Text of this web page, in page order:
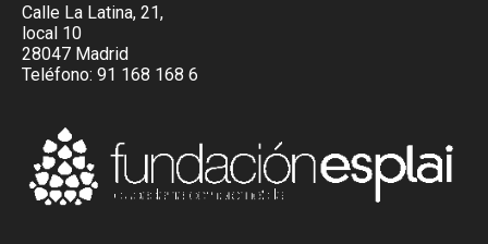
Calle La Latina, 21,
local 10
28047 Madrid
Teléfono: 91 168 168 6